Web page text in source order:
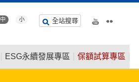
中 小 全站搜尋
ESG永續發展專區 保額試算專區